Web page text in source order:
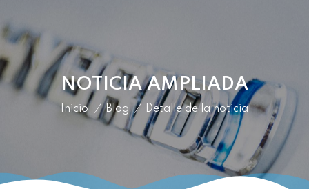
NOTICIA AMPLIADA
Inicio / Blog / Detalle de la noticia